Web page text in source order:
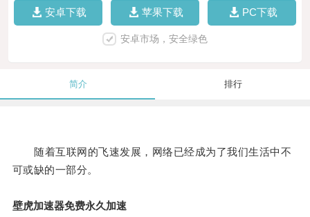
安卓下载 苹果下载 PC下载
安卓市场，安全绿色
简介 排行
随着互联网的飞速发展，网络已经成为了我们生活中不
可或缺的一部分。
壁虎加速器免费永久加速